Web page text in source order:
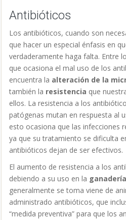
Antibióticos
Los antibióticos, cuando son
que hacer un especial énfasis en
verdaderamente haga falta. Entre
que ocasiona el mal uso de los
encuentra la alteración de la
también la resistencia que
ellos. La resistencia a los
patógenas mutan en respuesta al
esto ocasiona que las infecciones
ya que su tratamiento se dificulta
antibióticos dejan de ser efectivos.
El aumento de resistencia a los
debiendo a su uso en la ganadería
generalmente se toma viene de
administrado antibióticos, que
“medida preventiva” para que los